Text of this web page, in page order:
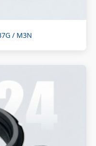
/ M3N